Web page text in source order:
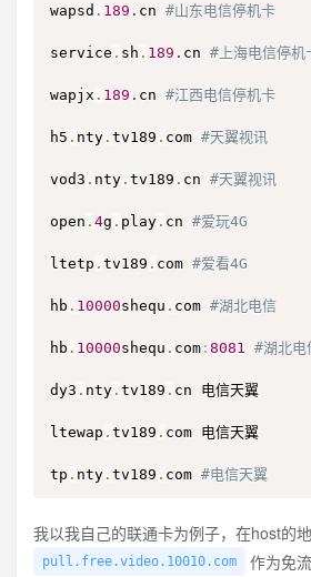
wapsd . 189. cn #山东电信停机卡
service . sh . 189. cn #上海电信停机
wapjx . 189. cn #江西电信停机卡
h5 . nty . tv189 . com #天翼视讯
vod3 . nty . tv189 . cn #天翼视讯
open . 4g . play . cn #爱玩4G
ltetp . tv189 . com #爱看4G
hb . 10000shequ . com #湖北电信
hb . 10000shequ . com : 8081 #湖北电
dy3 . nty . tv189 . cn 电信天翼
ltewap . tv189 . com 电信天翼
tp . nty . tv189 . com #电信天翼
我以我自己的联通卡为例子，在host的
pull.free.video.10010.com
作为免